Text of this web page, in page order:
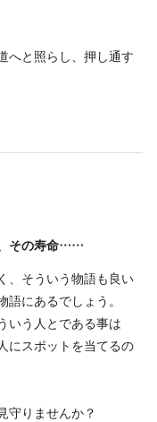
へと照らし、押し通す
、その寿命……
、そういう物語も良い
にあるでしょう。
いう人とである事は
にスポットを当てるの
守りませんか？